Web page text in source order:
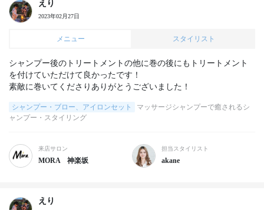
えり
2023年02月27日
メニュー スタイリスト
シャンプー後のトリートメントの他に巻の後にもトリートメント
を付けていただけて良かったです！
素敵に巻いてくださりありがとうございました！
シャンプー・ブロー、アイロンセット
マッサージシャンプーで癒されるシ
ャンプー・スタイリング
来店サロン
MORA 神楽坂
担当スタイリスト
akane
えり